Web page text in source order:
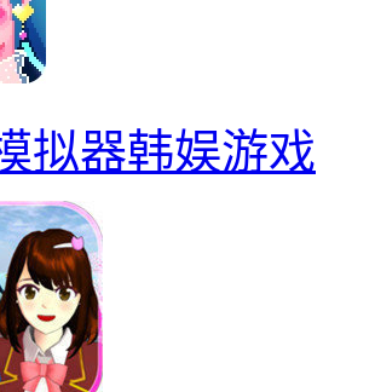
拟器韩娱游戏